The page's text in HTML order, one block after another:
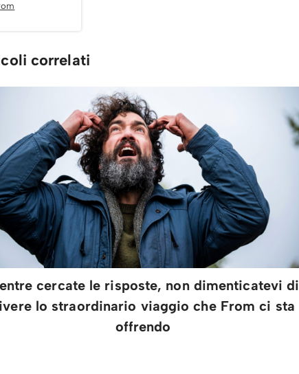
correlati
cercate le risposte, non dimenticatevi di
lo straordinario viaggio che From ci sta
offrendo